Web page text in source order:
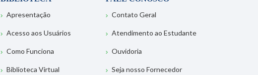
Apresentação
Acesso aos Usuários
Como Funciona
Biblioteca Virtual
Contato Geral
Atendimento ao Estudante
Ouvidoria
Seja nosso Fornecedor